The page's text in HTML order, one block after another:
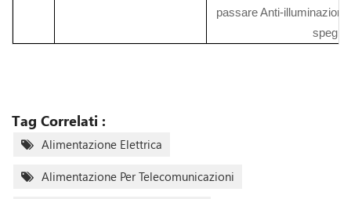
passare Anti-
Tag Correlati :
Alimentazione Elettrica
Alimentazione Per Telecomunicazioni